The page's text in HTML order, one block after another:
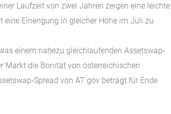
Laufzeit von zwei Jahren zeigen eine leichte
eine Einengung in gleicher Höhe im Juli zu
einem nahezu gleichlaufenden Assetswap-
Markt die Bonität von österreichischen
Spread von AT gov beträgt für Ende